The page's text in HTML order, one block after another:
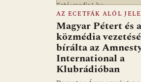
Fotó: media1.hu
AZ ECETFÁK ALÓL
Magyar Pétert és a
közmédia
bírálta az
International a
Klubrádióban